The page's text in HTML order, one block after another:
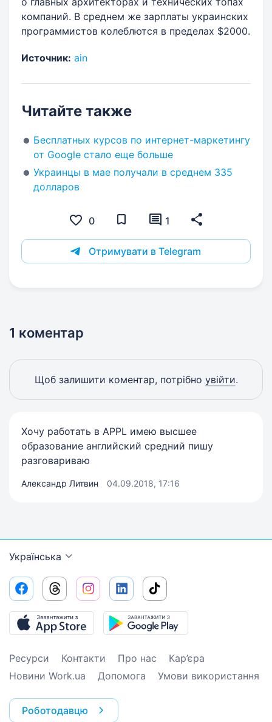
компаний. В среднем же зарплаты украинских
программистов колеблются в пределах $2000.
Источник: ain
Читайте также
Бесплатных курсов по интернет-маркетингу
от Google стало еще больше
Украинцы в мае получали в среднем 335
долларов
0 1
Отримувати в Telegram
1 коментар
Щоб залишити коментар, потрібно увійти.
Хочу работать в APPL имею высшее
образование английский средний пишу
разговариваю
Александр Литвин 04.09.2018, 17:16
Українська
Ресурси Контакти Про нас
Кар’єра
Новини Work.ua
Допомога Умови використання
Роботодавцю